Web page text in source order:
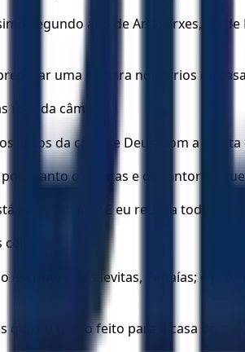
segundo ano de Artaxerxes, rei
uma câmara nos átrios da casa
fora da câmara.
vasos da casa de Deus, com a
os levitas e os cantores,
abandonada? E eu reuni a todos, e
e dos levitas, Pedaías; e
que eu tenho feito para a casa do